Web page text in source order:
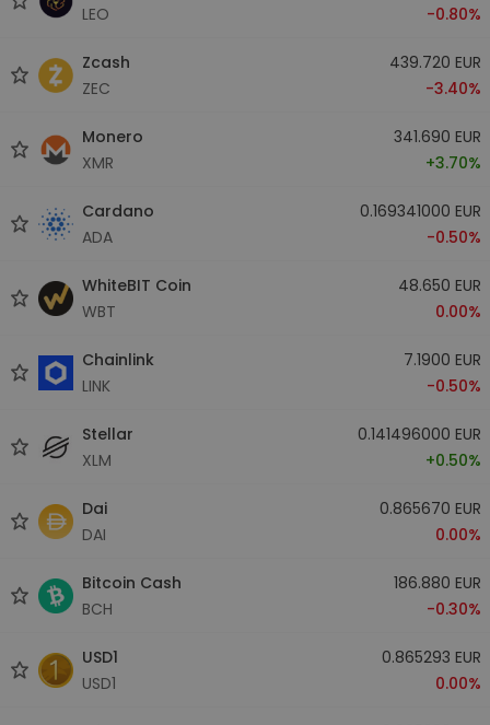
LEO
-0.80%
Zcash
ZEC
439.720 EUR
-3.40%
Monero
XMR
341.690 EUR
+3.70%
Cardano
ADA
0.169341000 EUR
-0.50%
WhiteBIT Coin
WBT
48.650 EUR
0.00%
Chainlink
LINK
7.1900 EUR
-0.50%
Stellar
XLM
0.141496000 EUR
+0.50%
Dai
DAI
0.865670 EUR
0.00%
Bitcoin Cash
BCH
186.880 EUR
-0.30%
USD1
USD1
0.865293 EUR
0.00%